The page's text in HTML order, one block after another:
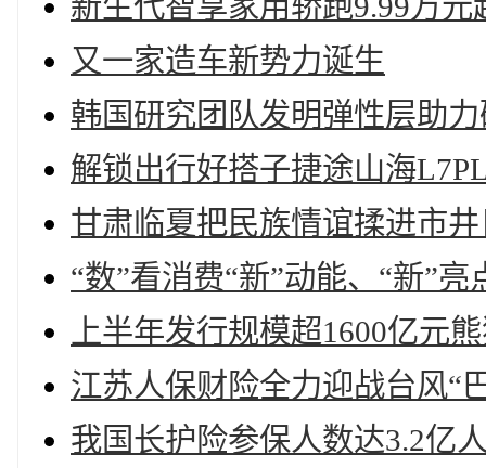
又一家造车新势力诞生
韩国研究团队发明弹性层助
解锁出行好搭子捷途山海
甘肃临夏把民族情谊揉进市
“数”看消费“新”动能、“新”
上半年发行规模超1600亿元
江苏人保财险全力迎战台风“
我国长护险参保人数达3.2亿